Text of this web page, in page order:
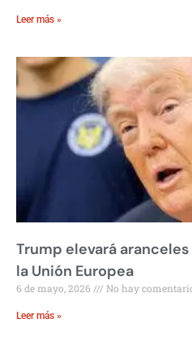
Leer más »
Trump elevará
la Unión Europea
6 de mayo, 2026 No hay
Leer más »